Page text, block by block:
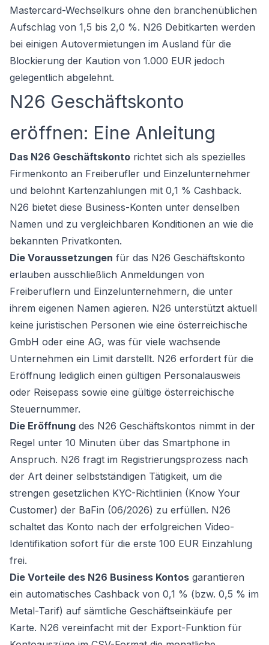
Mastercard-Wechselkurs ohne den branchenüblichen
Aufschlag von 1,5 bis 2,0 %. N26 Debitkarten werden
bei einigen Autovermietungen im Ausland für die
Blockierung der Kaution von 1.000 EUR jedoch
gelegentlich abgelehnt.
N26 Geschäftskonto
eröffnen: Eine Anleitung
Das N26 Geschäftskonto richtet sich als spezielles
Firmenkonto an Freiberufler und Einzelunternehmer
und belohnt Kartenzahlungen mit 0,1 % Cashback.
N26 bietet diese Business-Konten unter denselben
Namen und zu vergleichbaren Konditionen an wie die
bekannten Privatkonten.
Die Voraussetzungen für das N26 Geschäftskonto
erlauben ausschließlich Anmeldungen von
Freiberuflern und Einzelunternehmern, die unter
ihrem eigenen Namen agieren. N26 unterstützt aktuell
keine juristischen Personen wie eine österreichische
GmbH oder eine AG, was für viele wachsende
Unternehmen ein Limit darstellt. N26 erfordert für die
Eröffnung lediglich einen gültigen Personalausweis
oder Reisepass sowie eine gültige österreichische
Steuernummer.
Die Eröffnung des N26 Geschäftskontos nimmt in der
Regel unter 10 Minuten über das Smartphone in
Anspruch. N26 fragt im Registrierungsprozess nach
der Art deiner selbstständigen Tätigkeit, um die
strengen gesetzlichen KYC-Richtlinien (Know Your
Customer) der BaFin (06/2026) zu erfüllen. N26
schaltet das Konto nach der erfolgreichen Video-
Identifikation sofort für die erste 100 EUR Einzahlung
frei.
Die Vorteile des N26 Business Kontos garantieren
ein automatisches Cashback von 0,1 % (bzw. 0,5 % im
Metal-Tarif) auf sämtliche Geschäftseinkäufe per
Karte. N26 vereinfacht mit der Export-Funktion für